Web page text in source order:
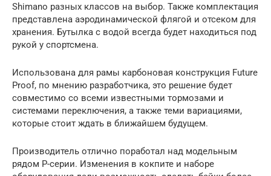
Shimano разных классов на выбор. Также комплектация
представлена аэродинамической флягой и отсеком для
хранения. Бутылка с водой всегда будет находиться под
рукой у спортсмена.
Использована для рамы карбоновая конструкция Future
Proof, по мнению разработчика, это решение будет
совместимо со всеми известными тормозами и
системами переключения, а также теми вариациями,
которые стоит ждать в ближайшем будущем.
Производитель отлично поработал над модельным
рядом Р-серии. Изменения в кокпите и наборе